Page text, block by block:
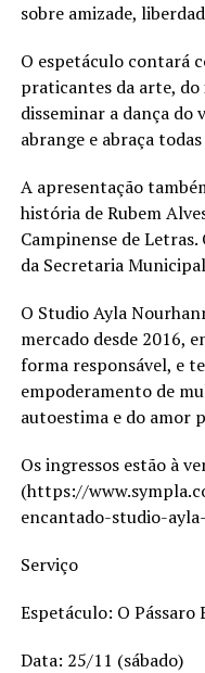
sobre amizade,
O espetáculo contará
praticantes da arte,
disseminar a dança
abrange e abraça
A apresentação
história de Rubem
Campinense de
da Secretaria
O Studio Ayla
mercado desde 2016,
forma responsável, e
empoderamento de
autoestima e do amor
Os ingressos estão à
(https://
encantado-studio-
Serviço
Espetáculo: O Pássaro
Data: 25/11 (sábado)